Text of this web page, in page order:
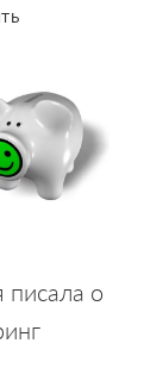
о